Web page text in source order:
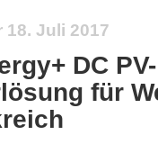
18. Juli 2017
DC PV-
für